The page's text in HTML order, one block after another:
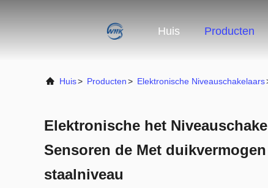
Huis Producten
Huis> Producten> Elektronische Niveauschakelaars
Elektronische het
Sensoren de Met
staalniveau